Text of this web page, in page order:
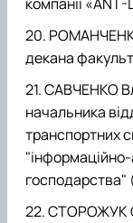
декана
САВЧЕНКО
начальника
транспортних
"iнформацiйно-
господарства"
СТОРОЖУК